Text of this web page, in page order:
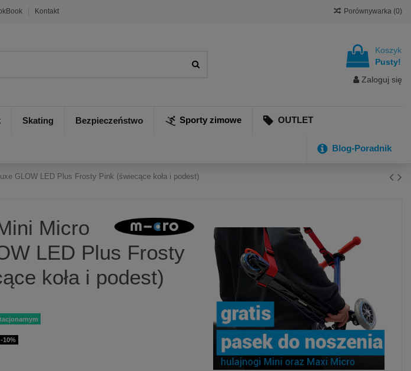
Kontakt Porównywarka (0)
Koszyk
Pusty!
Zaloguj się
Skating Bezpieczeństwo Sporty zimowe OUTLET
Blog-Poradnik
GLOW LED Plus Frosty Pink (świecące koła i podest)
Micro
LED Plus Frosty
koła i podest)
-10%